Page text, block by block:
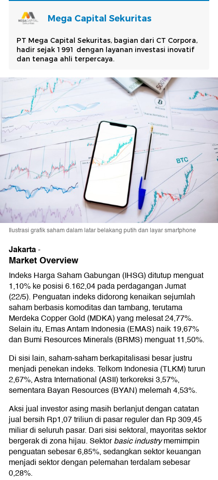
Mega Capital Sekuritas
PT Mega Capital Sekuritas, bagian dari CT Corpora,
hadir sejak 1991 dengan layanan investasi inovatif
dan tenaga ahli terpercaya.
Ilustrasi grafik saham dalam latar belakang putih dan layar smartphone
Jakarta-
Market Overview
Indeks Harga Saham Gabungan (IHSG) ditutup menguat
1,10% ke posisi 6.162,04 pada perdagangan Jumat
(22/5). Penguatan indeks didorong kenaikan sejumlah
saham berbasis komoditas dan tambang, terutama
Merdeka Copper Gold (MDKA) yang melesat 24,77%.
Selain itu, Emas Antam Indonesia (EMAS) naik 19,67%
dan Bumi Resources Minerals (BRMS) menguat 11,50%.
Di sisi lain, saham-saham berkapitalisasi besar justru
menjadi penekan indeks. Telkom Indonesia (TLKM) turun
2,67%, Astra International (ASII) terkoreksi 3,57%,
sementara Bayan Resources (BYAN) melemah 4,53%.
Aksi jual investor asing masih berlanjut dengan catatan
jual bersih Rp1,07 triliun di pasar reguler dan Rp 309,45
miliar di seluruh pasar. Dari sisi sektoral, mayoritas sektor
bergerak di zona hijau. Sektorbasic industrymemimpin
penguatan sebesar 6,85%, sedangkan sektor keuangan
menjadi sektor dengan pelemahan terdalam sebesar
0,28%.